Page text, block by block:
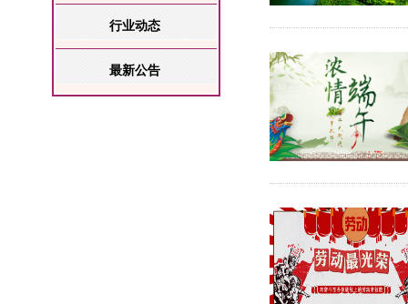
行业动态
最新公告